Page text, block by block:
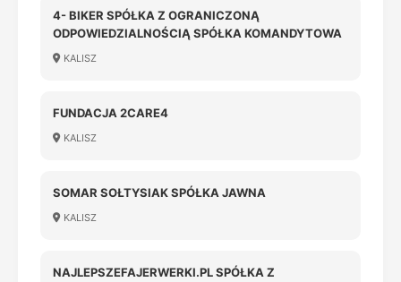
4- BIKER SPÓŁKA Z OGRANICZONĄ
ODPOWIEDZIALNOŚCIĄ SPÓŁKA KOMANDYTOWA
KALISZ
FUNDACJA 2CARE4
KALISZ
SOMAR SOŁTYSIAK SPÓŁKA JAWNA
KALISZ
NAJLEPSZEFAJERWERKI.PL SPÓŁKA Z